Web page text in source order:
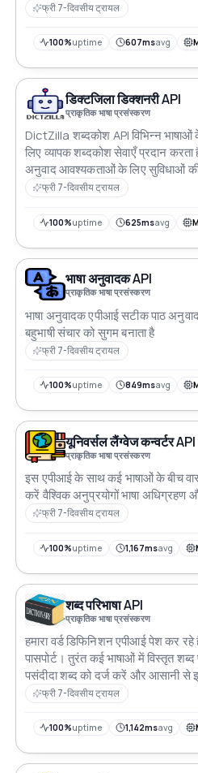
फ्री 7-दिवसीय ट्रायल
100%uptime 607msavg
डिक्टजिला डिक्शनरी API
प्राकृतिक भाषा प्रसंस्करण
DictZilla शब्दकोश API विभिन्न
लिए व्यापक शब्दकोश सेवाएँ प्रदान
अनुवाद आवश्यकताओं के लिए सुविधाओं
करता हैफ्री 7-दिवसीय ट्रायल
100%uptime 625msavg
भाषा अनुवादक API
प्राकृतिक भाषा प्रसंस्करण
भाषा अनुवादक एपीआई सटीक पाठ
बहुभाषी संचार को सुगम बनाता है
फ्री 7-दिवसीय ट्रायल
100%uptime 849msavg
यूनिवर्सल लैंग्वेज कन्वर्टर API
प्राकृतिक भाषा प्रसंस्करण
इस एपीआई के साथ कई भाषाओं के बीच
करें वैश्विक अनुप्रयोगों भाषा
फ्री 7-दिवसीय ट्रायल
100%uptime 1,167msavg
शब्द परिभाषा API
प्राकृतिक भाषा प्रसंस्करण
हमारा वर्ड डिफिनिशन एपीआई पेश कर
पासपोर्ट। तुरंत कई भाषाओं में विस्तृत
पसंदीदा शब्द को दर्ज करें और आसानी
आप भाषा के प्रेमी हों, छात्र हों या डेवलपर
फ्री 7-दिवसीय ट्रायल
100%uptime 1,142msavg